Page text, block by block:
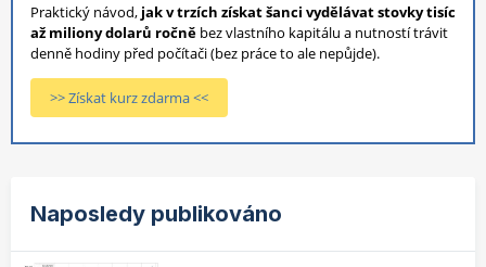
Praktický návod, jak v trzích získat šanci vydělávat stovky tisíc
až miliony dolarů ročně bez vlastního kapitálu a nutností trávit
denně hodiny před počítači (bez práce to ale nepůjde).
>> Získat kurz zdarma <<
Naposledy publikováno